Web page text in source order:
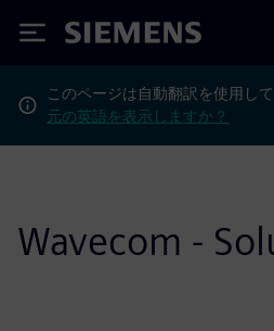
Siemens
このページは自動翻訳を使用し
元の英語を表示しますか？
Wavecom -